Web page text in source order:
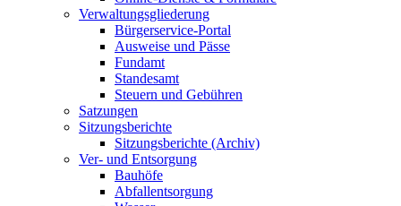
Verwaltungsgliederung
Bürgerservice-Portal
Ausweise und Pässe
Fundamt
Standesamt
Steuern und Gebühren
Satzungen
Sitzungsberichte
Sitzungsberichte (Archiv)
Ver- und Entsorgung
Bauhöfe
Abfallentsorgung